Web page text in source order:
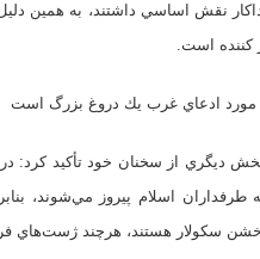
نقش اساسي داشتند، به همين
كننده است.
ادعاي غرب يك دروغ بزرگ است
بخش ديگري از سخنان خود تأكيد كرد:
طرفداران اسلام پيروز مي‌شوند،
خشن سكولار هستند، هرچند ژست‌هاي